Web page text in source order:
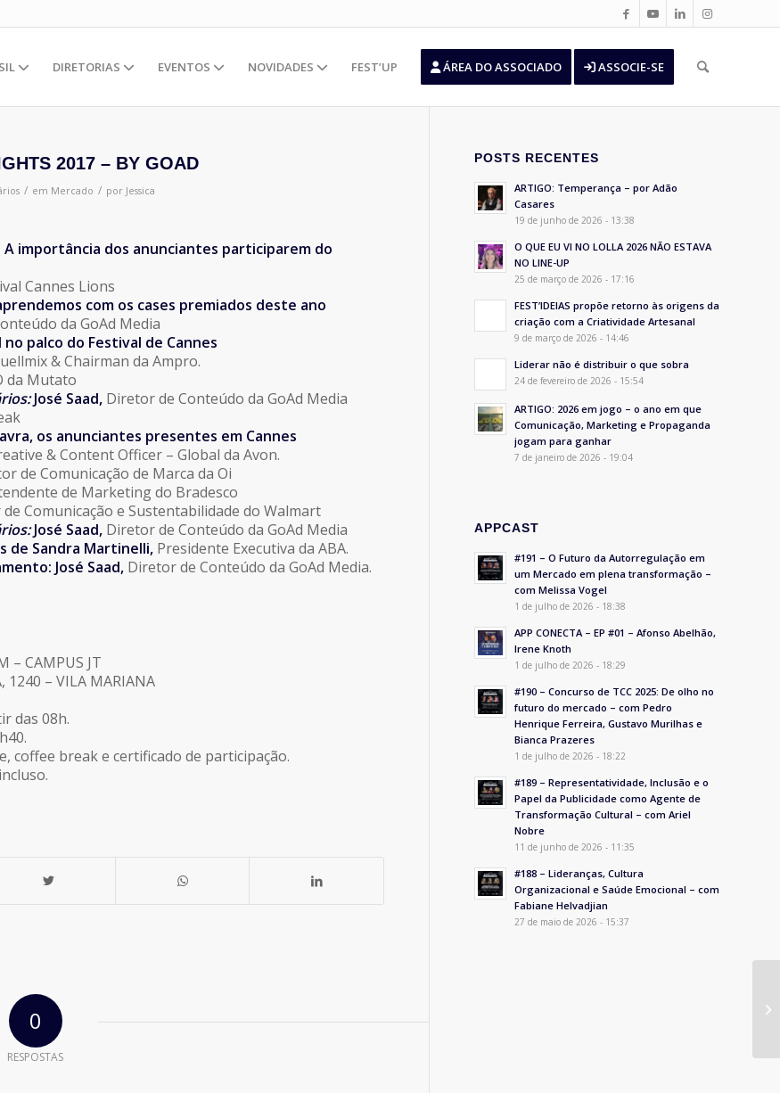
DIRETORIAS EVENTOS NOVIDADES FEST’UP ÁREA DO ASSOCIADO ASSOCIE-SE
2017 – BY GOAD
/ em Mercado / por Jessica
importância dos anunciantes participarem do
Cannes Lions
com os cases premiados deste ano
da GoAd Media
no palco do Festival de Cannes
& Chairman da Ampro.
da Mutato
José Saad, Diretor de Conteúdo da GoAd Media
os anunciantes presentes em Cannes
& Content Officer – Global da Avon.
de Comunicação de Marca da Oi
de Marketing do Bradesco
Comunicação e Sustentabilidade do Walmart
José Saad, Diretor de Conteúdo da GoAd Media
de Sandra Martinelli, Presidente Executiva da ABA.
José Saad, Diretor de Conteúdo da GoAd Media.
– CAMPUS JT
1240 – VILA MARIANA
das 08h.
coffee break e certificado de participação.
0
RESPOSTAS
POSTS RECENTES
ARTIGO: Temperança – por Adão
Casares
19 de junho de 2026 - 13:38
O QUE EU VI NO LOLLA 2026 NÃO ESTAVA
NO LINE-UP
25 de março de 2026 - 17:16
FEST’IDEIAS propõe retorno às origens da
criação com a Criatividade Artesanal
9 de março de 2026 - 14:46
Liderar não é distribuir o que sobra
24 de fevereiro de 2026 - 15:54
ARTIGO: 2026 em jogo – o ano em que
Comunicação, Marketing e Propaganda
jogam para ganhar
7 de janeiro de 2026 - 19:04
APPCAST
#191 – O Futuro da Autorregulação em
um Mercado em plena transformação –
com Melissa Vogel
1 de julho de 2026 - 18:38
APP CONECTA – EP #01 – Afonso Abelhão,
Irene Knoth
1 de julho de 2026 - 18:29
#190 – Concurso de TCC 2025: De olho no
futuro do mercado – com Pedro
Henrique Ferreira, Gustavo Murilhas e
Bianca Prazeres
1 de julho de 2026 - 18:22
#189 – Representatividade, Inclusão e o
Papel da Publicidade como Agente de
Transformação Cultural – com Ariel
Nobre
11 de junho de 2026 - 11:35
#188 – Lideranças, Cultura
Organizacional e Saúde Emocional – com
Fabiane Helvadjian
27 de maio de 2026 - 15:37